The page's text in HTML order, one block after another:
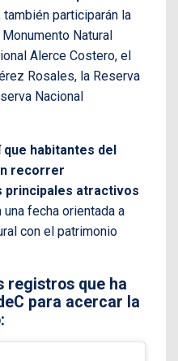
también participarán la
Natural
Alerce Costero, el
Rosales, la Reserva
Nacional
habitantes del
recorrer
principales atractivos
una fecha orientada a
con el patrimonio
registros que ha
para acercar la